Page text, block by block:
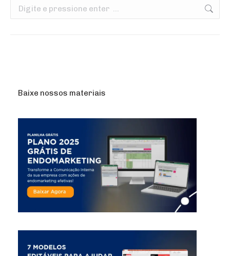
Search:
Baixe nossos materiais